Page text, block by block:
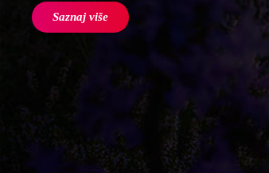
Saznaj više